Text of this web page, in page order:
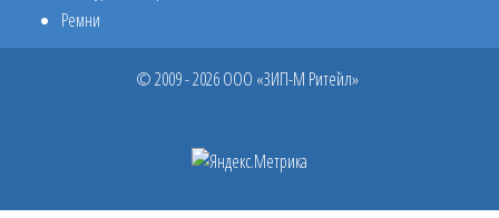
Ремни
© 2009 - 2026 ООО «ЗИП-М Ритейл»